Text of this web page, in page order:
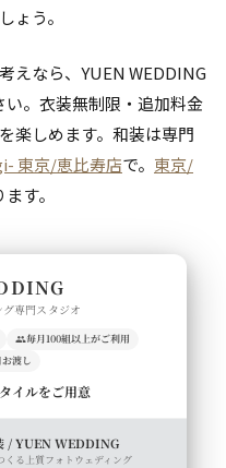
ょう。
えなら、YUEN WEDDING
い。衣装無制限・追加料金
楽しめます。和装は専門
東京/恵比寿店で。 東京/
す。
専門スタジオ
毎月100組以上がご利用
渡し
イルをご用意
/ YUEN WEDDING
くる上質フォトウェディング